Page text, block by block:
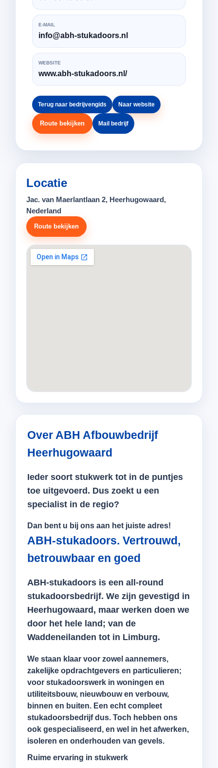
E-MAIL
info@abh-stukadoors.nl
WEBSITE
www.abh-stukadoors.nl/
Terug naar bedrijvengids Naar website
Route bekijken Mail bedrijf
Locatie
Jac. van Maerlantlaan 2, Heerhugowaard,
Nederland
Route bekijken
Over ABH Afbouwbedrijf
Heerhugowaard
Ieder soort stukwerk tot in de puntjes
toe uitgevoerd. Dus zoekt u een
specialist in de regio?
Dan bent u bij ons aan het juiste adres!
ABH-stukadoors. Vertrouwd,
betrouwbaar en goed
ABH-stukadoors is een all-round
stukadoorsbedrijf. We zijn gevestigd in
Heerhugowaard, maar werken doen we
door het hele land; van de
Waddeneilanden tot in Limburg.
We staan klaar voor zowel aannemers,
zakelijke opdrachtgevers en particulieren;
voor stukadoorswerk in woningen en
utiliteitsbouw, nieuwbouw en verbouw,
binnen en buiten. Een echt compleet
stukadoorsbedrijf dus. Toch hebben ons
ook gespecialiseerd, en wel in het afwerken,
isoleren en onderhouden van gevels.
Ruime ervaring in stukwerk